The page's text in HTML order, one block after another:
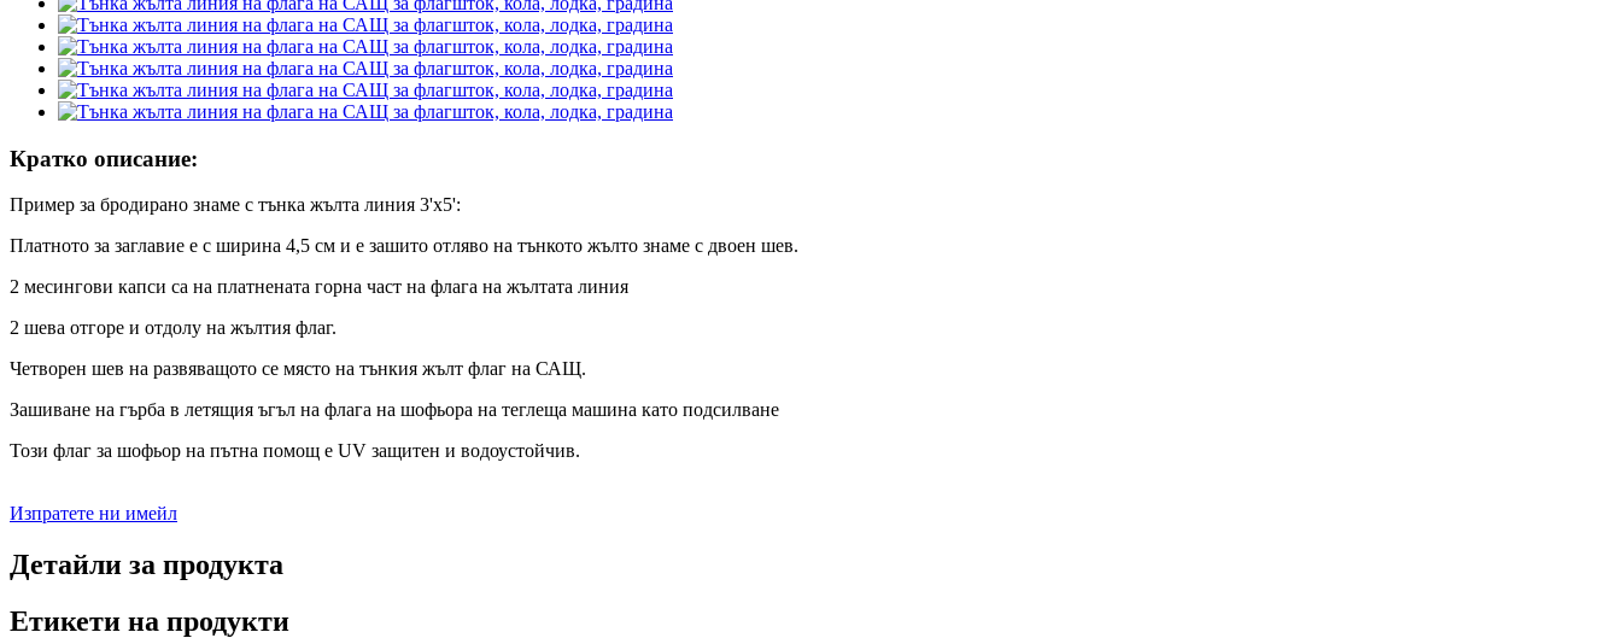
Кратко описание:
Пример за бродирано знаме с тънка жълта линия 3'x5':
Платното за заглавие е с ширина 4,5 см и е зашито отляво на тънкото жълто знаме с двоен шев.
2 месингови капси са на платнената горна част на флага на жълтата линия
2 шева отгоре и отдолу на жълтия флаг.
Четворен шев на развяващото се място на тънкия жълт флаг на САЩ.
Зашиване на гърба в летящия ъгъл на флага на шофьора на теглеща машина като подсилване
Този флаг за шофьор на пътна помощ е UV защитен и водоустойчив.
Изпратете ни имейл
Детайли за продукта
Етикети на продукти